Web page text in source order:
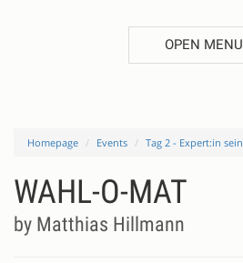
OPEN MENU
Homepage Events Tag 2 - Expert:in sein
WAHL-O-MAT
by Matthias Hillmann